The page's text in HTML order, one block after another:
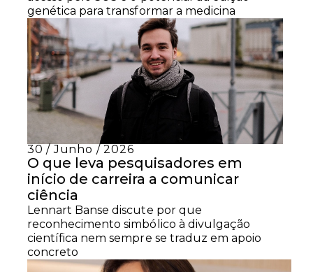
genética para transformar a medicina
30 / Junho / 2026
O que leva pesquisadores em
início de carreira a comunicar
ciência
Lennart Banse discute por que
reconhecimento simbólico à divulgação
científica nem sempre se traduz em apoio
concreto